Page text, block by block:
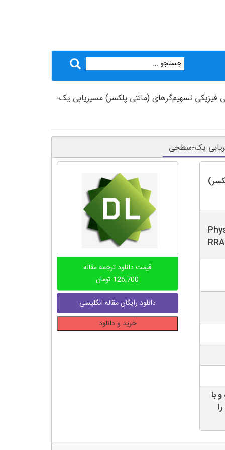
فیزیکی تسهیم‌گرهای (مالتی پلکسر) مسیریابی یک-
یک-سطحی
با
قیمت دانلود ترجمه مقاله
126,700 تومان
دانلود رایگان مقاله انگلیسی
ترجمه
یک-
خرید و دانلود